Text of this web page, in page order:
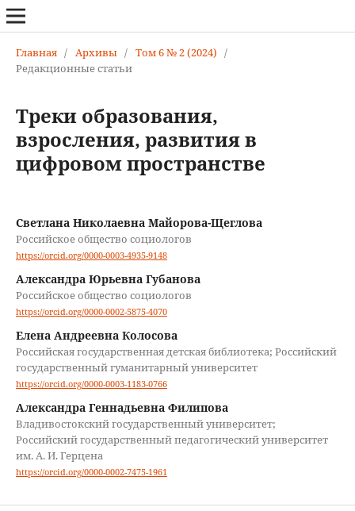
Главная / Архивы / Том 6 № 2 (2024) /
Редакционные статьи
Треки образования,
взросления, развития в
цифровом пространстве
Светлана Николаевна Майорова-Щеглова
Российское общество социологов
https://orcid.org/0000-0003-4935-9148
Александра Юрьевна Губанова
Российское общество социологов
https://orcid.org/0000-0002-5875-4070
Eлена Андреевна Колосова
Российская государственная детская библиотека; Российский
государственный гуманитарный университет
https://orcid.org/0000-0003-1183-0766
Александра Геннадьевна Филипова
Владивостокский государственный университет;
Российский государственный педагогический университет
им. А. И. Герцена
https://orcid.org/0000-0002-7475-1961